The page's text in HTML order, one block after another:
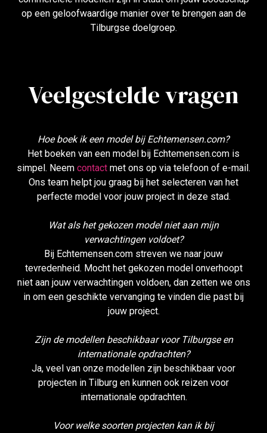
op een geloofwaardige manier over te brengen aan de
Tilburgse doelgroep.
Veelgestelde vragen
Hoe boek ik een model bij Echtemensen.com?
Het boeken van een model bij Echtemensen.com is
simpel. Neem contact met ons op via telefoon of e-mail.
Ons team helpt jou graag bij het selecteren van het
perfecte model voor jouw project in deze stad.
Wat als het gekozen model niet aan mijn
verwachtingen voldoet?
Bij Echtemensen.com streven we naar jouw
tevredenheid. Mocht het gekozen model onverhoopt
niet aan jouw verwachtingen voldoen, dan zetten we ons
in om een geschikte vervanging te vinden die past bij
jouw project.
Zijn de modellen beschikbaar voor Tilburgse en
internationale opdrachten?
Ja, veel van onze modellen zijn beschikbaar voor
projecten in Tilburg en kunnen ook reizen voor
internationale opdrachten.
Voor welke soorten projecten kan ik bij